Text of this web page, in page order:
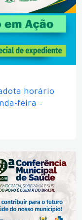
horário
feira –